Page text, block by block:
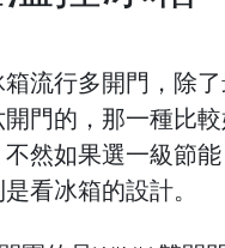
流行多開門，除
門的，那一種比
然如果選一級節
看冰箱的設計。